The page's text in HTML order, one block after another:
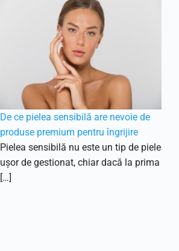
De ce pielea sensibilă are nevoie de
produse premium pentru îngrijire
Pielea sensibilă nu este un tip de piele
ușor de gestionat, chiar dacă la prima
[…]